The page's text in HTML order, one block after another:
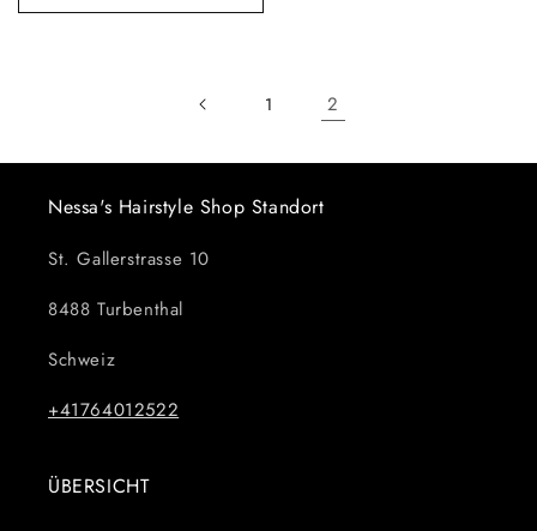
1 2
Nessa's Hairstyle Shop Standort
St. Gallerstrasse 10
8488 Turbenthal
Schweiz
+41764012522
ÜBERSICHT